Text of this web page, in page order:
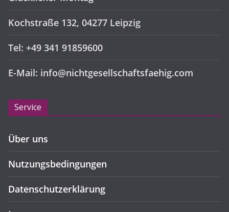
Kochstraße 132, 04277 Leipzig
Tel: +49 341 91859600
E-Mail: info@nichtgesellschaftsfaehig.com
Service
Über uns
Nutzungsbedingungen
Datenschutzerklärung